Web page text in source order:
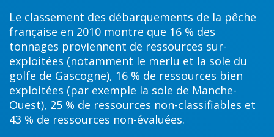
Le classement des débarquements de la pêche
française en 2010 montre que 16 % des
tonnages proviennent de ressources sur-
exploitées (notamment le merlu et la sole du
golfe de Gascogne), 16 % de ressources bien
exploitées (par exemple la sole de Manche-
Ouest), 25 % de ressources non-classifiables et
43 % de ressources non-évaluées.